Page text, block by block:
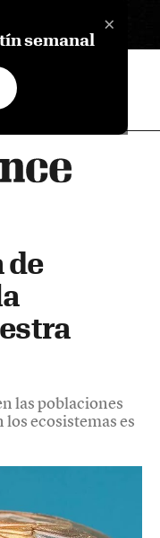
×
semanal
de
las poblaciones
ecosistemas es